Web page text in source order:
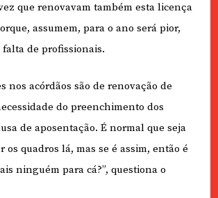
que renovavam também esta licença
assumem, para o ano será pior,
de profissionais.
nos acórdãos são de renovação de
do preenchimento dos
de aposentação. É normal que seja
os quadros lá, mas se é assim, então é
ninguém para cá?”, questiona o